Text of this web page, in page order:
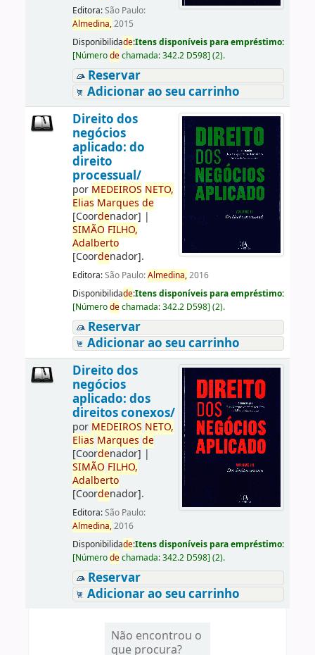
Editora:São Paulo:
Almedina,2015
Disponibilidade:Itens disponíveis para empréstimo:
[Númerodechamada:342.2 D598] (2).
Reservar
Adicionar ao seu carrinho
Direito dos
negócios
aplicado: do
direito
processual/
por MEDEIROS NETO,
Elias Marques de
[Coordenador] |
SIMÃO FILHO,
Adalberto
[Coordenador].
Editora:São Paulo:Almedina,2016
Disponibilidade:Itens disponíveis para empréstimo:
[Númerodechamada:342.2 D598] (2).
Reservar
Adicionar ao seu carrinho
Direito dos
negócios
aplicado: dos
direitos conexos/
por MEDEIROS NETO,
Elias Marques de
[Coordenador] |
SIMÃO FILHO,
Adalberto
[Coordenador].
Editora:São Paulo:
Almedina,2016
Disponibilidade:Itens disponíveis para empréstimo:
[Númerodechamada:342.2 D598] (2).
Reservar
Adicionar ao seu carrinho
Não encontrou o
que procura?